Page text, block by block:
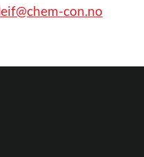
leif@chem-con.no